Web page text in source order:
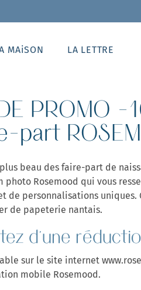
MAiSON LA LETTRE
PROMO -
part
beau des faire-part de
photo Rosemood qui vous
de personnalisations uniques.
de papeterie nantais.
d'une
sur le site internet
mobile Rosemood.